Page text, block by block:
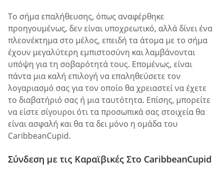
Το σήμα επαλήθευσης, όπως αναφέρθηκε
προηγουμένως, δεν είναι υποχρεωτικό, αλλά δίνει ένα
πλεονέκτημα στο μέλος, επειδή τα άτομα με το σήμα
έχουν μεγαλύτερη εμπιστοσύνη και λαμβάνονται
υπόψη για τη σοβαρότητά τους. Επομένως, είναι
πάντα μια καλή επιλογή να επαληθεύσετε τον
λογαριασμό σας για τον οποίο θα χρειαστεί να έχετε
το διαβατήριό σας ή μια ταυτότητα. Επίσης, μπορείτε
να είστε σίγουροι ότι τα προσωπικά σας στοιχεία θα
είναι ασφαλή και θα τα δει μόνο η ομάδα του
CaribbeanCupid.
Σύνδεση με τις Καραϊβικές Στο CaribbeanCupid